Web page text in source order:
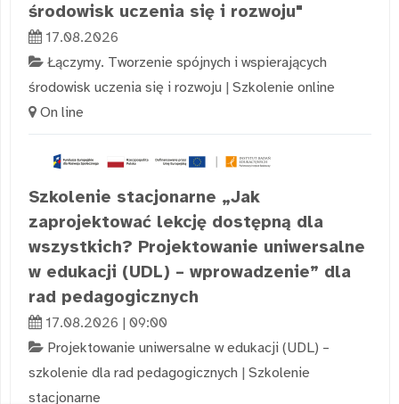
środowisk uczenia się i rozwoju"
17.08.2026
Łączymy. Tworzenie spójnych i wspierających
środowisk uczenia się i rozwoju | Szkolenie online
On line
Szkolenie stacjonarne „Jak
zaprojektować lekcję dostępną dla
wszystkich? Projektowanie uniwersalne
w edukacji (UDL) – wprowadzenie” dla
rad pedagogicznych
17.08.2026 | 09:00
Projektowanie uniwersalne w edukacji (UDL) –
szkolenie dla rad pedagogicznych | Szkolenie
stacjonarne